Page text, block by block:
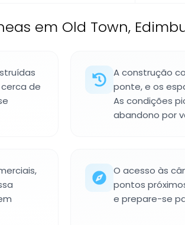
em Old Town,
de
A construção
ponte, e os
As condições
abandono por
O acesso às
pontos
e prepare-se